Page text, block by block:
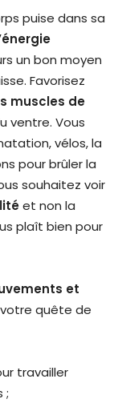
puise dans sa
un bon moyen
Favorisez
muscles de
ventre. Vous
vélos, la
pour brûler la
souhaitez voir
et non la
plaît bien pour
et
quête de
travailler
;